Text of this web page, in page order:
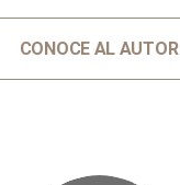
CONOCE AL AUTOR